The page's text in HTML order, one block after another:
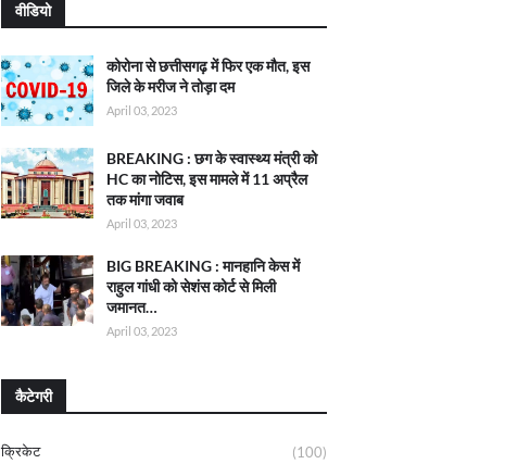
वीडियो
कोरोना से छत्तीसगढ़ में फिर एक मौत, इस
जिले के मरीज ने तोड़ा दम
April 03, 2023
BREAKING : छग के स्वास्थ्य मंत्री को
HC का नोटिस, इस मामले में 11 अप्रैल
तक मांगा जवाब
April 03, 2023
BIG BREAKING : मानहानि केस में
राहुल गांधी को सेशंस कोर्ट से मिली
जमानत…
April 03, 2023
कैटेगरी
क्रिकेट
(100)